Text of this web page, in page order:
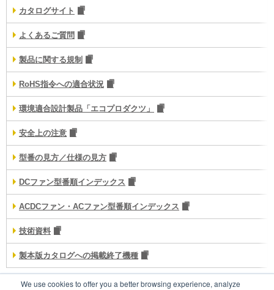
We use cookies to offer you a better browsing experience, analyze
カタログサイト
よくあるご質問
製品に関する規制
RoHS指令への適合状況
環境適合設計製品「エコプロダクツ」
安全上の注意
型番の見方／仕様の見方
DCファン型番順インデックス
ACDCファン・ACファン型番順インデックス
技術資料
製本版カタログへの掲載終了機種